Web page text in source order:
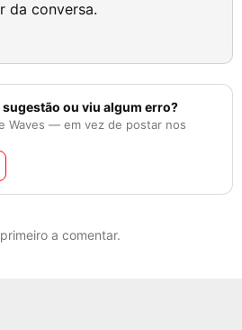
da conversa.
sugestão ou viu algum erro?
Waves — em vez de postar nos
a comentar.